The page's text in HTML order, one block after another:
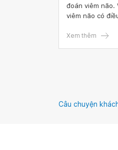
đoán viêm não.
viêm não có
chứng khác là
Xem thêm
Câu chuyện